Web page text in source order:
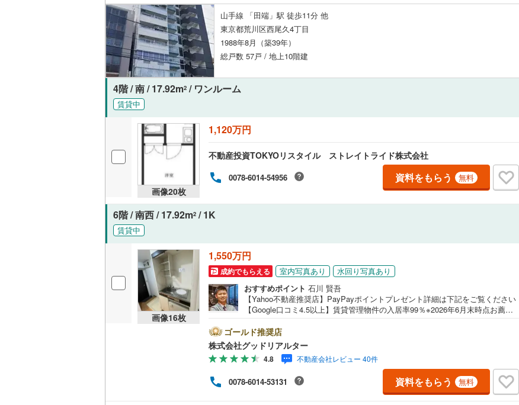
山手線 「田端」駅 徒歩11分 他
東京都荒川区西尾久4丁目
1988年8月（築39年）
総戸数 57戸 / 地上10階建
4階 / 南 / 17.92m2 / ワンルーム
賃貸中
画像20枚
1,120万円
不動産投資TOKYOリスタイル ストレイトライド株式会社
0078-6014-54956 資料をもらう 無料
6階 / 南西 / 17.92m2 / 1K
賃貸中
画像16枚
1,550万円
成約でもらえる 室内写真あり
水回り写真あり
おすすめポイント 石川 賢吾
【Yahoo不動産推奨店】PayPayポイントプレゼント詳細は下記をご覧ください
【Google口コミ4.5以上】賃貸管理物件の入居率99％※2026年6月末時点お薦め
空室リスクです。利回りがいくら高かろうとも、空室が続いてしまえば、絵に
描いた餅になってしまいます。弊社でご紹介するマンションは、人気エリアの
お薦め物件はもちろんのこと、エリアのニーズに合った人気のお部屋等、賃貸
営業経験スタッフの培ってきた知識と経験を基に物件を選定して、お部屋をご
紹介している為、空室リスクに対しての対策はお任せください。掲載されてい
る物件は、弊社にてご紹介可能な物件のごく一部ですので、お気軽にお問い合
わせください。※記載賃料等の収入や利回りは、将来にわたり、得られることを
ゴールド推奨店
株式会社グッドリアルター
4.8 不動産会社レビュー 40件
0078-6014-53131 資料をもらう 無料